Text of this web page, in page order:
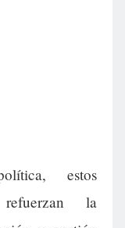
estos
refuerzan la